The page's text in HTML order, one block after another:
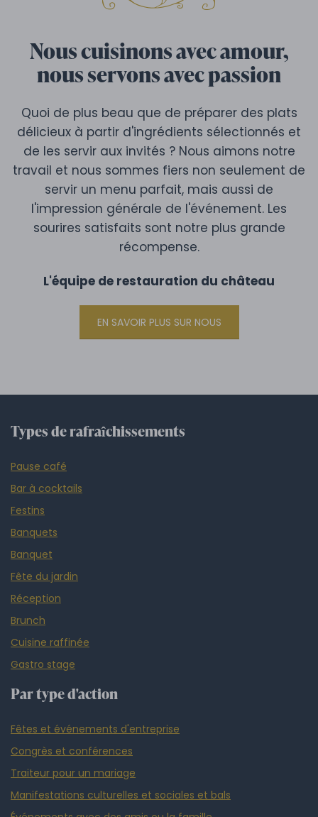
Nous cuisinons avec amour,
nous servons avec passion
Quoi de plus beau que de préparer des plats
délicieux à partir d'ingrédients sélectionnés et
de les servir aux invités ? Nous aimons notre
travail et nous sommes fiers non seulement de
servir un menu parfait, mais aussi de
l'impression générale de l'événement. Les
sourires satisfaits sont notre plus grande
récompense.
L'équipe de restauration du château
EN SAVOIR PLUS SUR NOUS
Types de rafraîchissements
Pause café
Bar à cocktails
Festins
Banquets
Banquet
Fête du jardin
Réception
Brunch
Cuisine raffinée
Gastro stage
Par type d'action
Fêtes et événements d'entreprise
Congrès et conférences
Traiteur pour un mariage
Manifestations culturelles et sociales et bals